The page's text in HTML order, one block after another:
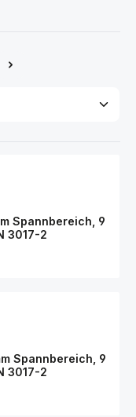
Spannbereich, 9
3017-2
Spannbereich, 9
3017-2